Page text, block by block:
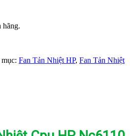
hãng.
Fan Tản Nhiệt HP, Fan Tản Nhiệt